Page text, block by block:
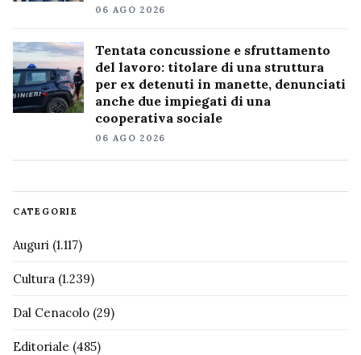
06 AGO 2026
Tentata concussione e sfruttamento
del lavoro: titolare di una struttura
per ex detenuti in manette, denunciati
anche due impiegati di una
cooperativa sociale
06 AGO 2026
CATEGORIE
Auguri (1.117)
Cultura (1.239)
Dal Cenacolo (29)
Editoriale (485)